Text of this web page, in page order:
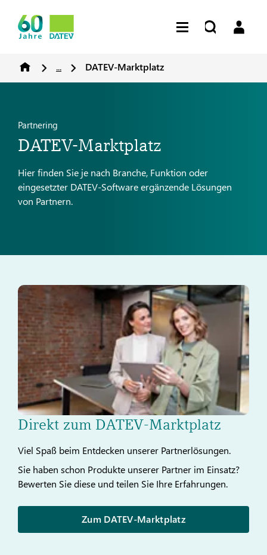
... DATEV-Marktplatz
Partnering
DATEV-Marktplatz
Hier finden Sie je nach Branche, Funktion oder
eingesetzter DATEV-Software ergänzende Lösungen
von Partnern.
Direkt zum DATEV-Marktplatz
Viel Spaß beim Entdecken unserer Partnerlösungen.
Sie haben schon Produkte unserer Partner im Einsatz?
Bewerten Sie diese und teilen Sie Ihre Erfahrungen.
Zum DATEV-Marktplatz